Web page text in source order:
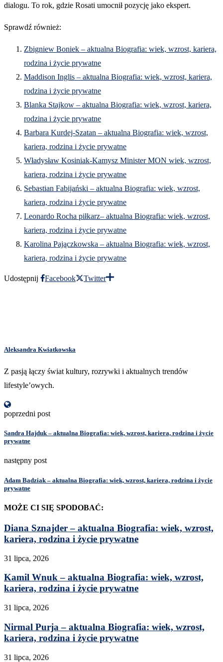
dialogu. To rok, gdzie Rosati umocnił pozycję jako ekspert.
Sprawdź również:
Zbigniew Boniek – aktualna Biografia: wiek, wzrost, kariera,
rodzina i życie prywatne
Maddison Inglis – aktualna Biografia: wiek, wzrost, kariera,
rodzina i życie prywatne
Blanka Stajkow – aktualna Biografia: wiek, wzrost, kariera,
rodzina i życie prywatne
Barbara Kurdej-Szatan – aktualna Biografia: wiek, wzrost,
kariera, rodzina i życie prywatne
Władysław Kosiniak-Kamysz Minister MON wiek, wzrost,
kariera, rodzina i życie prywatne
Sebastian Fabijański – aktualna Biografia: wiek, wzrost,
kariera, rodzina i życie prywatne
Leonardo Rocha piłkarz– aktualna Biografia: wiek, wzrost,
kariera, rodzina i życie prywatne
Karolina Pajączkowska – aktualna Biografia: wiek, wzrost,
kariera, rodzina i życie prywatne
Udostępnij Facebook Twitter
Aleksandra Kwiatkowska
Z pasją łączy świat kultury, rozrywki i aktualnych trendów
lifestyle’owych.
poprzedni post
Sandra Hajduk – aktualna Biografia: wiek, wzrost, kariera, rodzina i życie
prywatne
następny post
Adam Badziak – aktualna Biografia: wiek, wzrost, kariera, rodzina i życie
prywatne
MOŻE CI SIĘ SPODOBAĆ:
Diana Sznajder – aktualna Biografia: wiek, wzrost,
kariera, rodzina i życie prywatne
31 lipca, 2026
Kamil Wnuk – aktualna Biografia: wiek, wzrost,
kariera, rodzina i życie prywatne
31 lipca, 2026
Nirmal Purja – aktualna Biografia: wiek, wzrost,
kariera, rodzina i życie prywatne
31 lipca, 2026